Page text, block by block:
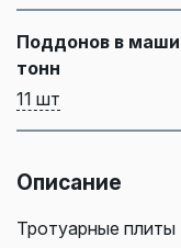
Поддонов в
тонн
11 шт
Описание
Тротуарные